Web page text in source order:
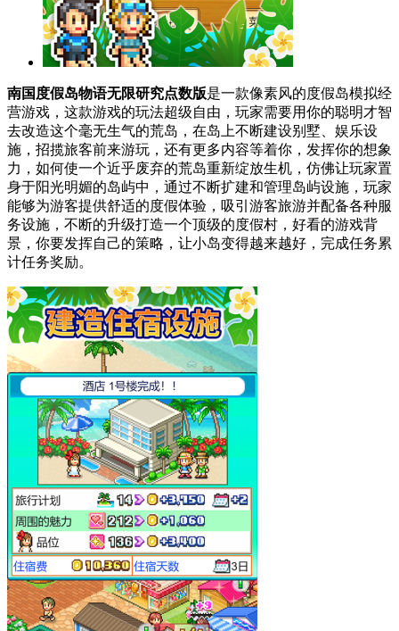
南国度假岛物语无限研究点数版是一款像素风的度假岛模拟经
营游戏，这款游戏的玩法超级自由，玩家需要用你的聪明才智
去改造这个毫无生气的荒岛，在岛上不断建设别墅、娱乐设
施，招揽旅客前来游玩，还有更多内容等着你，发挥你的想象
力，如何使一个近乎废弃的荒岛重新绽放生机，仿佛让玩家置
身于阳光明媚的岛屿中，通过不断扩建和管理岛屿设施，玩家
能够为游客提供舒适的度假体验，吸引游客旅游并配备各种服
务设施，不断的升级打造一个顶级的度假村，好看的游戏背
景，你要发挥自己的策略，让小岛变得越来越好，完成任务累
计任务奖励。